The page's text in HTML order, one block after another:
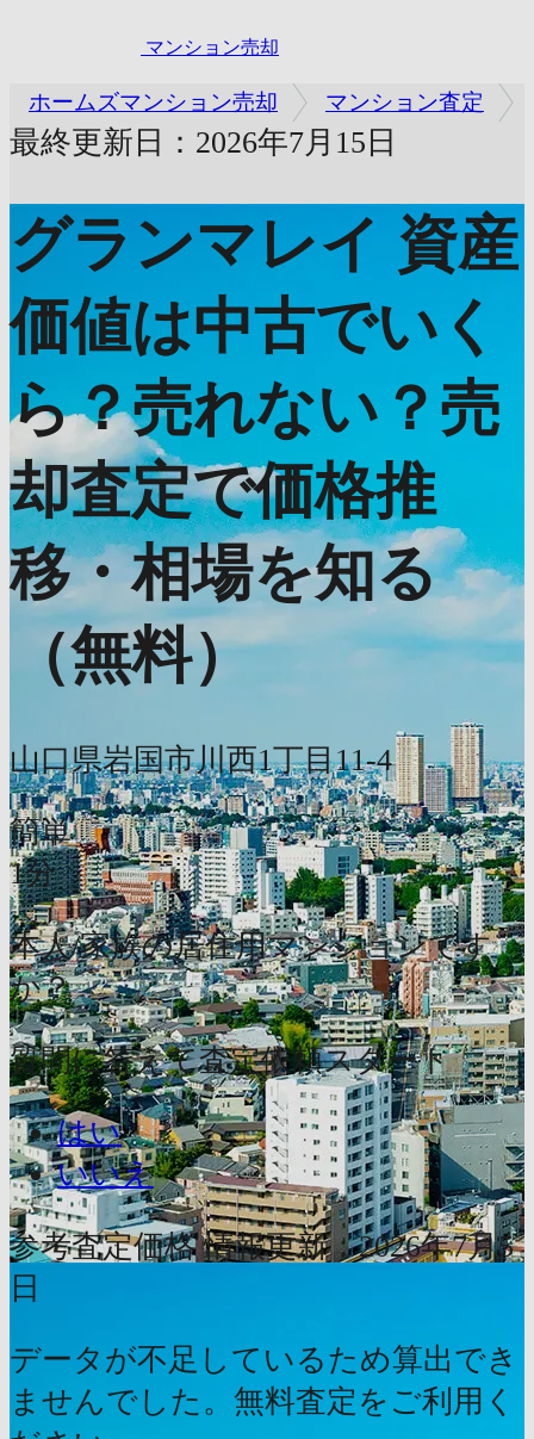
マンション売却
ホームズマンション売却 マンション査定
最終更新日：2026年7月15日
グランマレイ 資産
価値は中古でいく
ら？売れない？売
却査定で価格推
移・相場を知る
（無料）
山口県岩国市川西1丁目11-4
簡単
1分
本人/家族の居住用マンションです
か？
質問に答えて査定依頼スタート
はい
いいえ
参考査定価格 情報更新：2026年7月5
日
データが不足しているため算出でき
ませんでした。無料査定をご利用く